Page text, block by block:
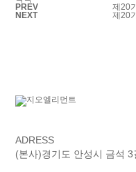
PREV
제20
NEXT
제20
ADRESS
(본사)경기도 안성시 금석 3